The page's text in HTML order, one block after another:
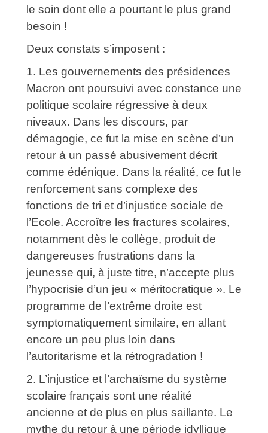
le soin dont elle a pourtant le plus grand
besoin !
Deux constats s’imposent :
1. Les gouvernements des présidences
Macron ont poursuivi avec constance une
politique scolaire régressive à deux
niveaux. Dans les discours, par
démagogie, ce fut la mise en scène d’un
retour à un passé abusivement décrit
comme édénique. Dans la réalité, ce fut le
renforcement sans complexe des
fonctions de tri et d’injustice sociale de
l’Ecole. Accroître les fractures scolaires,
notamment dès le collège, produit de
dangereuses frustrations dans la
jeunesse qui, à juste titre, n’accepte plus
l’hypocrisie d’un jeu « méritocratique ». Le
programme de l’extrême droite est
symptomatiquement similaire, en allant
encore un peu plus loin dans
l’autoritarisme et la rétrogradation !
2. L’injustice et l’archaïsme du système
scolaire français sont une réalité
ancienne et de plus en plus saillante. Le
mythe du retour à une période idyllique